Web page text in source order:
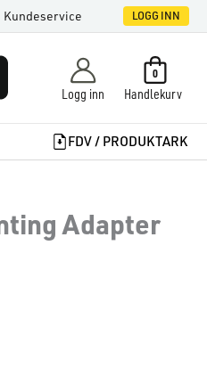
Kundeservice LOGG INN
Logg inn Handlekurv
0
FDV / PRODUKTARK
Adapter